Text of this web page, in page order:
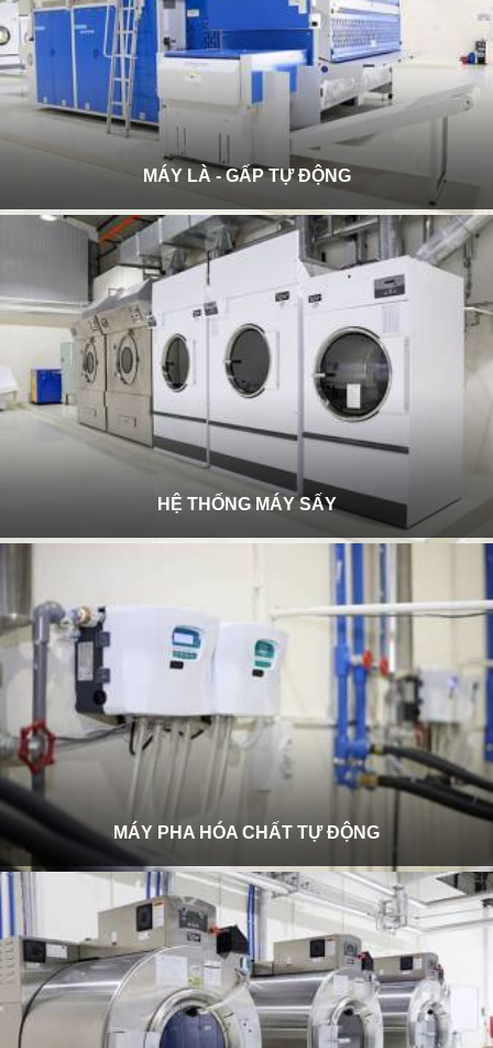
MÁY LÀ - GẤP TỰ ĐỘNG
HỆ THỐNG MÁY SẤY
MÁY PHA HÓA CHẤT TỰ ĐỘNG